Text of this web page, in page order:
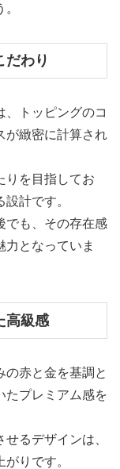
だわり
、トッピングのコ
が緻密に計算され
りを目指してお
計です。
でも、その存在感
力となっていま
高級感
の赤と金を基調と
たプレミアム感を
るデザインは、
りです。